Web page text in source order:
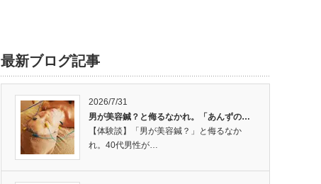
最新ブログ記事
2026/7/31
男が美容鍼？と侮るなかれ。「あんずの…
【体験談】「男が美容鍼？」と侮るなか
れ。40代男性が…